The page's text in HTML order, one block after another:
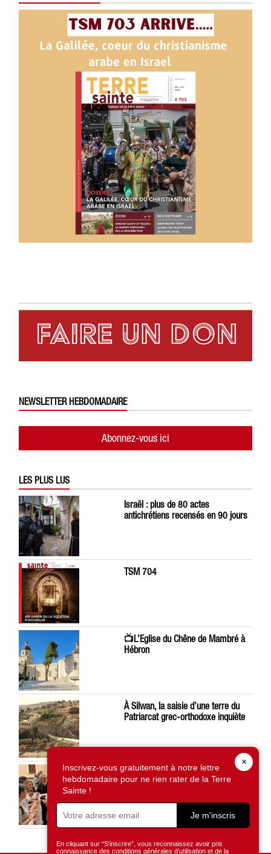
NEWSLETTER HEBDOMADAIRE
Abonnez-vous ici
LES PLUS LUS
Israël : plus de 80 actes
antichrétiens recensés en 90 jours
TSM 704
📺L’Eglise du Chêne de Mambré à
Hébron
À Silwan, la saisie d’une terre du
Patriarcat grec-orthodoxe inquiète
Léon XIV préoccupé par la situation
en Terre Sainte
×
Inscrivez-vous gratuitement à notre lettre
hebdomadaire pour ne rien rater de la Terre
Sainte !
Je m'inscris
En cliquant sur “S'inscrire”, vous reconnaissez avoir pris
connaissance des conditions générales d’utilisation et de la